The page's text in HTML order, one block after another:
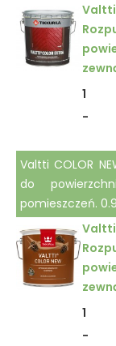
1
-
Valtti COLOR
do
pomieszczeń.
1
-